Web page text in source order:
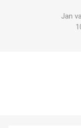
Jan